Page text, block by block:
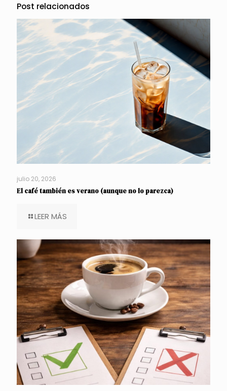
Post relacionados
julio 20, 2026
El café también es verano (aunque no lo parezca)
LEER MÁS